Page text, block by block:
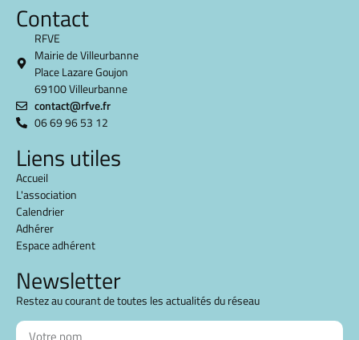
Contact
RFVE
Mairie de Villeurbanne
Place Lazare Goujon
69100 Villeurbanne
contact@rfve.fr
06 69 96 53 12
Liens utiles
Accueil
L'association
Calendrier
Adhérer
Espace adhérent
Newsletter
Restez au courant de toutes les actualités du réseau